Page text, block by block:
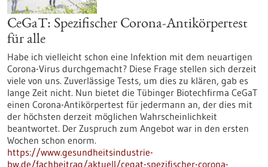
CeGaT: Spezifischer Corona-Antikörpertest
für alle
Habe ich vielleicht schon eine Infektion mit dem neuartigen
Corona-Virus durchgemacht? Diese Frage stellen sich derzeit
viele von uns. Zuverlässige Tests, um dies zu klären, gab es
lange Zeit nicht. Nun bietet die Tübinger Biotechfirma CeGaT
einen Corona-Antikörpertest für jedermann an, der dies mit
der höchsten derzeit möglichen Wahrscheinlichkeit
beantwortet. Der Zuspruch zum Angebot war in den ersten
Wochen schon enorm.
https://www.gesundheitsindustrie-
bw.de/fachbeitrag/aktuell/cegat-spezifischer-corona-